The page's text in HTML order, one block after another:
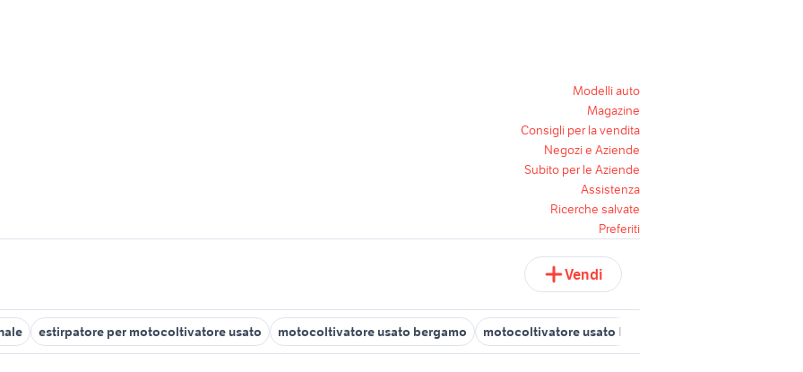
Modelli auto
Magazine
Consigli per la vendita
Negozi e Aziende
Subito per le Aziende
Assistenza
Ricerche salvate
Preferiti
Vendi
estirpatore per motocoltivatore usato motocoltivatore usato bergamo motocoltivatore usato lecco